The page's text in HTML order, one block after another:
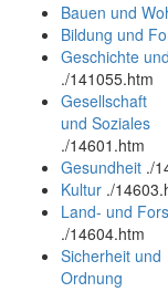
Bauen und
Bildung und
Geschichte
./141055.htm
Gesellschaft
und Soziales
./14601.htm
Gesundheit ./
Kultur ./
Land- und
./14604.htm
Sicherheit und
Ordnung